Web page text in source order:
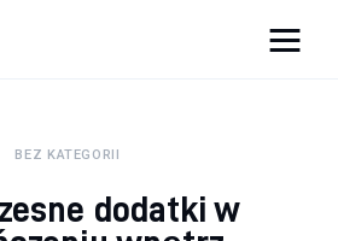
BEZ KATEGORII
dodatki w